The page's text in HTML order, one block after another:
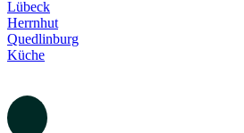
Lassen Sie sich von unserer Expertise im
überzeugen. Wir gestalten Ihre
funktional.
Über Uns ansehen